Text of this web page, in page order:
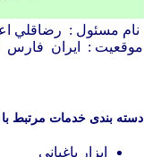
نام مسئول : رضاقلي
موقعیت :
ایران فارس
دسته بندی خدمات مرتبط
ابزار باغبانی